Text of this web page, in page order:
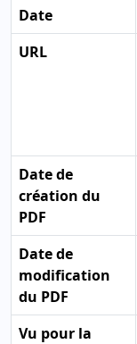
Date
URL
Date de
création du
PDF
Date de
modification
du PDF
Vu pour la